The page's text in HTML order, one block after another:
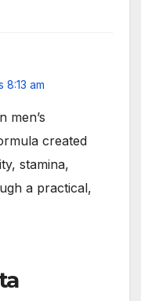
am
men’s
created
stamina,
a practical,